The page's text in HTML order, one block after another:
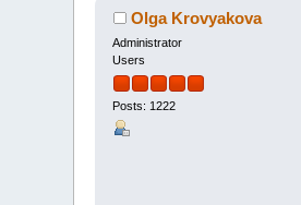
Olga Krovyakova
Administrator
Users
Posts: 1222